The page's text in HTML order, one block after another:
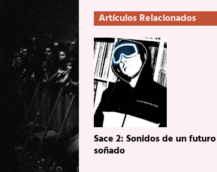
Artículos Relacionados
Sace 2: Sonidos de un futuro
soñado